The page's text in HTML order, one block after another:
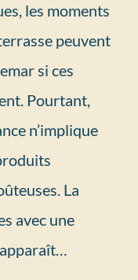
les moments
peuvent
si ces
Pourtant,
n’implique
La
avec une